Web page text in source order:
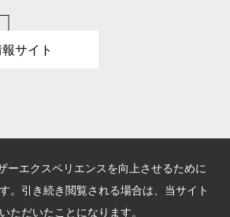
サイト
ーエクスペリエンスを向上させるために
。引き続き閲覧される場合は、当サイト
ただいたことになります。